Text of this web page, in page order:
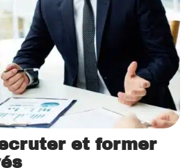
et former